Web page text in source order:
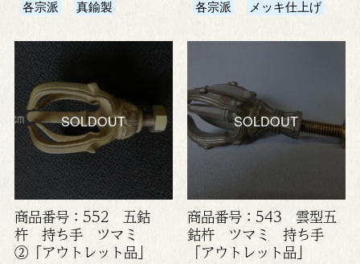
各宗派 真鍮製 各宗派 メッキ仕上げ
SOLDOUT
商品番号：552 五鈷
杵 持ち手 ツマミ
②「アウトレット品」
SOLDOUT
商品番号：543 雲型五
鈷杵 ツマミ 持ち手
「アウトレット品」